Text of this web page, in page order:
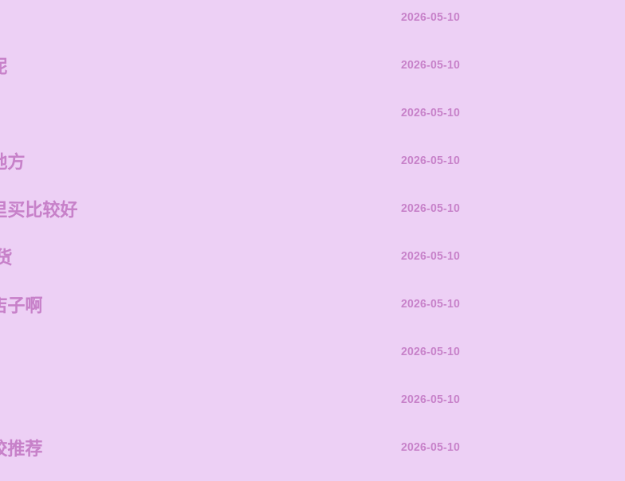
2026-05-10
2026-05-10
2026-05-10
方 2026-05-10
买比较好 2026-05-10
2026-05-10
子啊 2026-05-10
2026-05-10
2026-05-10
推荐 2026-05-10